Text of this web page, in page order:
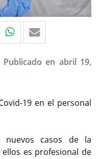
Publicado en abril 19,
19 en el personal
casos de la
es profesional de